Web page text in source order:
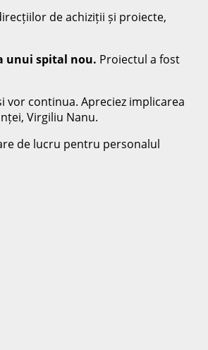
de achiziții și proiecte,
unui spital nou. Proiectul a fost
vor continua. Apreciez implicarea
Virgiliu Nanu.
de lucru pentru personalul